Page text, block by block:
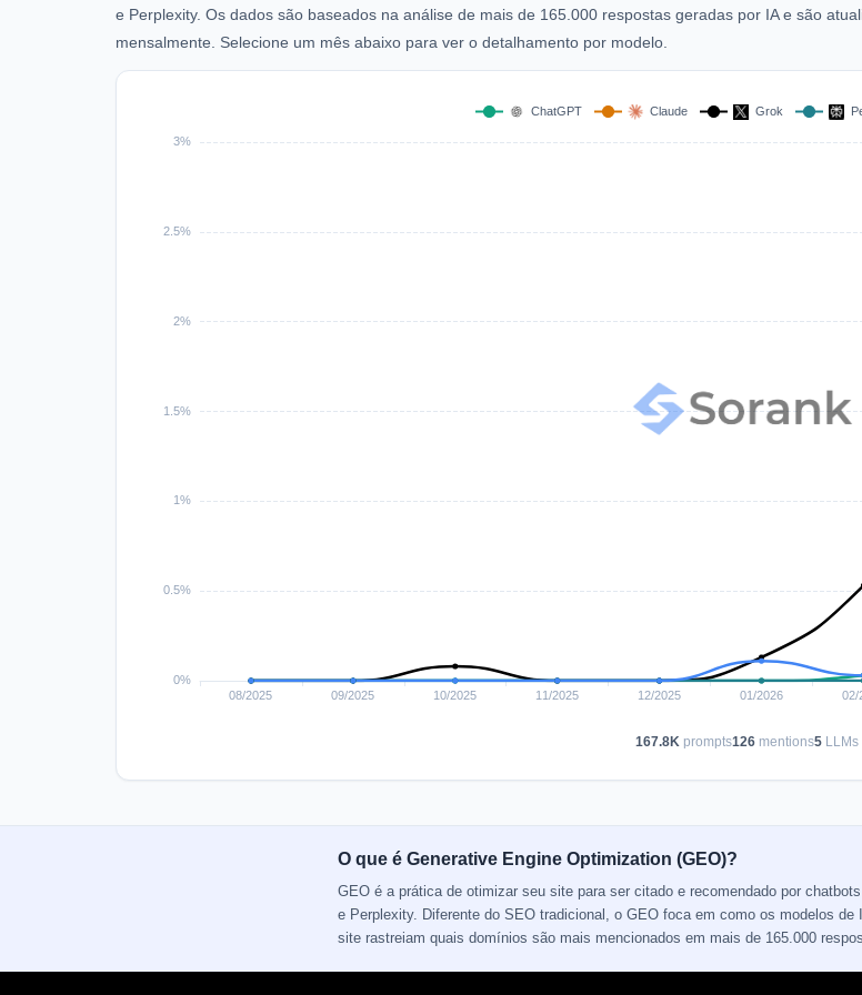
e Perplexity. Os dados são baseados na análise de mais de 165.000 respostas geradas por IA e são
mensalmente. Selecione um mês abaixo para ver o detalhamento por modelo.
167.8Kprompts126mentions5LLMs
O que é Generative Engine Optimization (GEO)?
GEO é a prática de otimizar seu site para ser citado e recomendado por
e Perplexity. Diferente do SEO tradicional, o GEO foca em como os modelos
site rastreiam quais domínios são mais mencionados em mais de 165.000